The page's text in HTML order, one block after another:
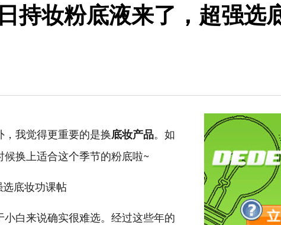
持妆粉底液来了，超强选
我觉得更重要的是换底妆产品。如
换上适合这个季节的粉底啦~
白来说确实很难选。经过这些年的